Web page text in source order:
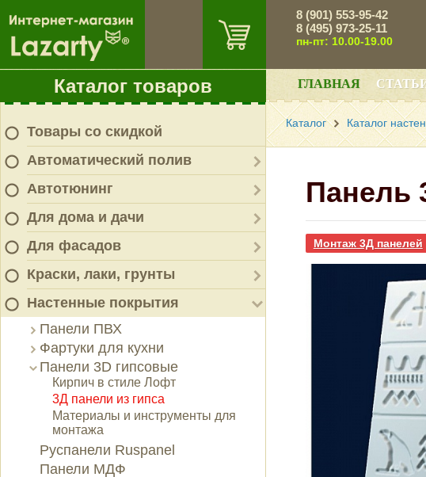
Каталог товаров
Товары со скидкой
Автоматический полив
Автотюнинг
Для дома и дачи
Для фасадов
Краски, лаки, грунты
Настенные покрытия
Панели ПВХ
Фартуки для кухни
Панели 3D гипсовые
Кирпич в стиле Лофт
3Д панели из гипса
Материалы и инструменты для
монтажа
Руспанели Ruspanel
Панели МДФ
8 (901) 553-95-42
8 (495) 973-25-11
пн-пт: 10.00-19.00
ГЛАВНАЯ
Каталог Каталог
Панель
Монтаж 3Д панелей